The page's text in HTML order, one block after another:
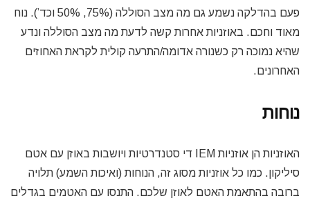
פעם בהדלקה נשמע גם מה מצב הסוללה (75%, 50% וכד’). נוח
מאוד וחכם. באוזניות אחרות קשה לדעת מה מצב הסוללה ונדע
שהיא נמוכה רק כשנורה אדומה/התרעה קולית לקראת האחוזים
האחרונים.
נוחות
האוזניות הן אוזניות IEM די סטנדרטיות ויושבות באוזן עם אטם
סיליקון. כמו כל אוזניות מסוג זה, הנוחות (ואיכות השמע) תלויה
ברובה בהתאמת האטם לאוזן שלכם. התנסו עם האטמים בגדלים